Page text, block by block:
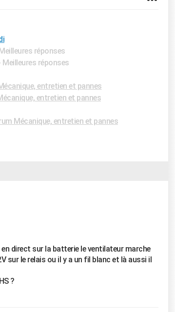
réponses
Meilleures réponses
entretien et pannes
entretien et pannes
Mécanique, entretien et pannes
direct sur la batterie le ventilateur marche
sur le relais ou il y a un fil blanc et là aussi il
?